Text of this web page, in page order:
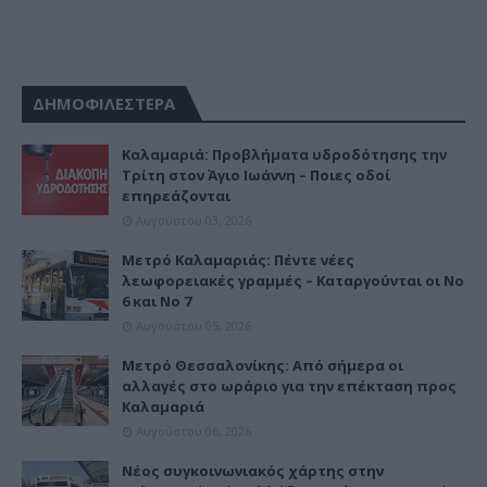
ΔΗΜΟΦΙΛΕΣΤΕΡΑ
Καλαμαριά: Προβλήματα υδροδότησης την
Τρίτη στον Άγιο Ιωάννη – Ποιες οδοί
επηρεάζονται
Μετρό Καλαμαριάς: Πέντε νέες
λεωφορειακές γραμμές – Καταργούνται οι Νο
6 και Νο 7
Μετρό Θεσσαλονίκης: Από σήμερα οι
αλλαγές στο ωράριο για την επέκταση προς
Καλαμαριά
Νέος συγκοινωνιακός χάρτης στην